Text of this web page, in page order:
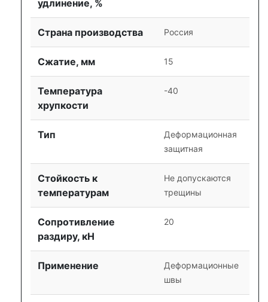
удлинение, %
Страна производства Россия
Сжатие, мм 15
Температура
хрупкости
-40
Тип
Деформационная
защитная
Стойкость к
температурам
Не допускаются
трещины
Сопротивление
раздиру, кН
20
Применение
Деформационные
швы